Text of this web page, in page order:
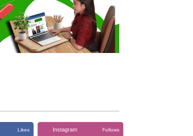
Likes Instagram Follows